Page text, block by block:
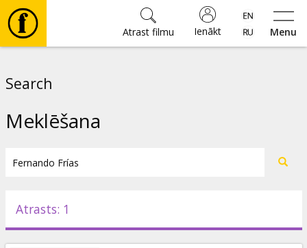
Menu
Ienākt
Atrast filmu
Pasākumi
Search
Meklēšana
Atrasts: 1